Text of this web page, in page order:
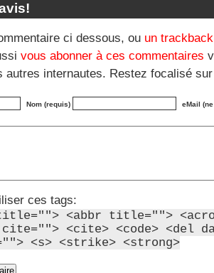
ci dessous, ou un trackback
vous abonner à ces commentaires
autres internautes. Restez focalisé
Nom (requis) eMail
ces tags:
<abbr title="">
<cite> <code> <del
<s> <strike> <strong>